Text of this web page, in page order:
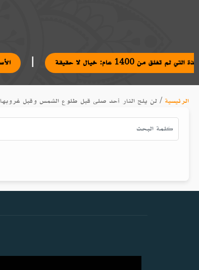
| التي لم تغلق من 1400 عام: خيال لا حقيقة
الرئيسية / لن يلج النار أحد صلى قبل طلوع الشمس وقبل غروبها